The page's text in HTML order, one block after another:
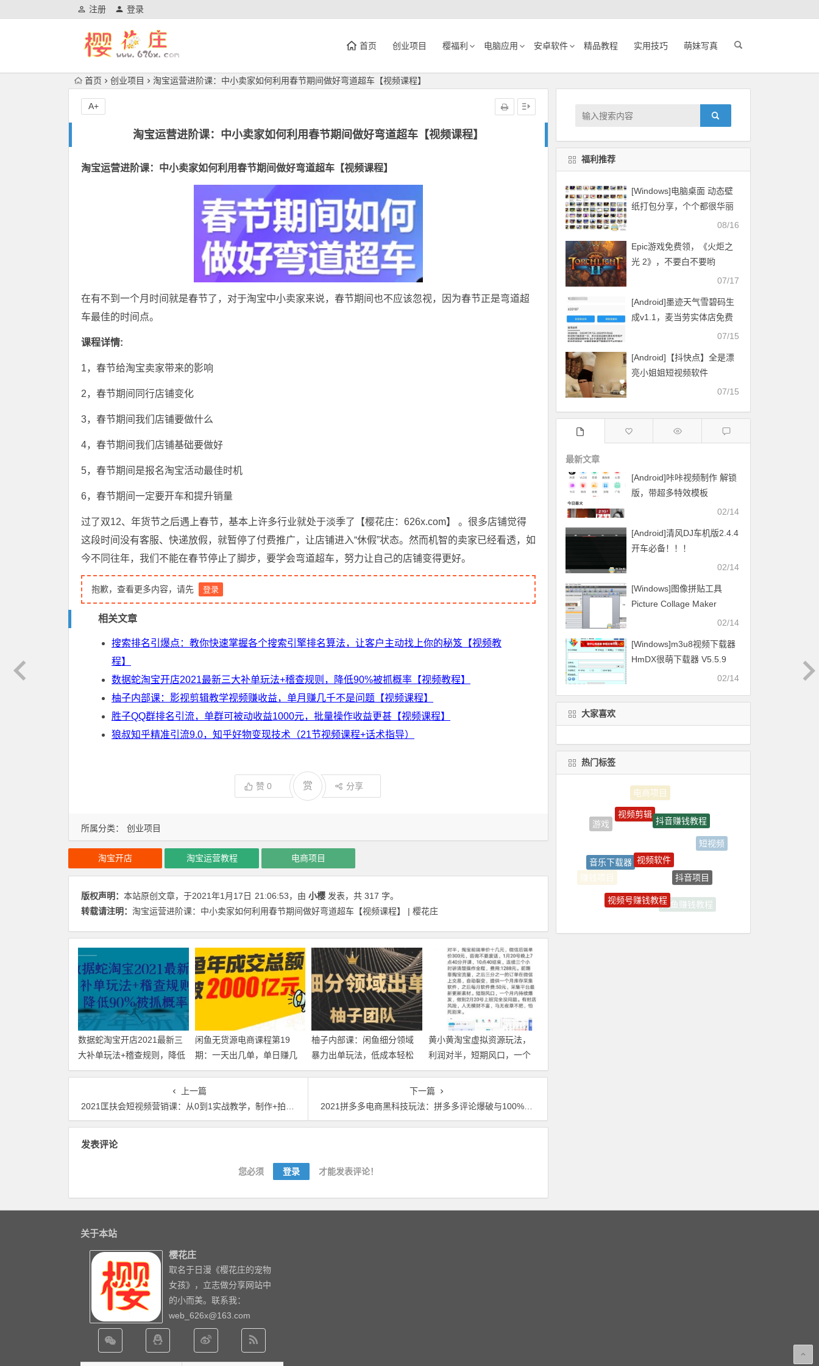
注册 登录
首页 创业项目 樱福利 电脑应用 安卓软件 精品教程 实用技巧 萌妹写真
首页 创业项目 淘宝运营进阶课：中小卖家如何利用春节期间做好弯道超车【视频课程】
淘宝运营进阶课：中小卖家如何利用春节期间做好弯道超车【视频课程】
A+
所属分类： 创业项目
淘宝运营进阶课：中小卖家如何利用春节期间做好弯道超车【视频课程】
在有不到一个月时间就是春节了，对于淘宝中小卖家来说，春节期间也不应该忽视，因为春节正是弯道超
车最佳的时间点。
课程详情:
1，春节给淘宝卖家带来的影响
2，春节期间同行店铺变化
3，春节期间我们店铺要做什么
4，春节期间我们店铺基础要做好
5，春节期间是报名淘宝活动最佳时机
6，春节期间一定要开车和提升销量
过了双12、年货节之后遇上春节，基本上许多行业就处于淡季了【樱花庄：626x.com】 。很多店铺觉得
这段时间没有客服、快递放假，就暂停了付费推广，让店铺进入“休假”状态。然而机智的卖家已经看透，如
今不同往年，我们不能在春节停止了脚步，要学会弯道超车，努力让自己的店铺变得更好。
抱歉，查看更多内容，请先 登录
相关文章
搜索排名引爆点：教你快速掌握各个搜索引擎排名算法，让客户主动找上你的秘笈【视频教
程】
数据蛇淘宝开店2021最新三大补单玩法+稽查规则，降低90%被抓概率【视频教程】
柚子内部课：影视剪辑教学视频赚收益，单月赚几千不是问题【视频课程】
胜子QQ群排名引流，单群可被动收益1000元，批量操作收益更甚【视频课程】
狼叔知乎精准引流9.0，知乎好物变现技术（21节视频课程+话术指导）
赞 0 赏 分享
淘宝开店 淘宝运营教程 电商项目
版权声明： 本站原创文章，于2021年1月17日 21:06:53，由 小樱 发表，共 317 字。
转载请注明： 淘宝运营进阶课：中小卖家如何利用春节期间做好弯道超车【视频课程】 | 樱花庄
数据蛇淘宝开店2021最新三
大补单玩法+稽查规则，降低
90%被抓概率【视频教程】
闲鱼无货源电商课程第19
期：一天出几单，单日赚几
百【视频教程】
柚子内部课：闲鱼细分领域
暴力出单玩法，低成本轻松
做到单号月入5000+【视频教
黄小黄淘宝虚拟资源玩法，
利润对半，短期风口，一个
月内持续爆发！【视频教
程】
上一篇
2021匡扶会短视频营销课：从0到1实战教学，制作+拍摄+剪辑+运营+变现【视频教程】
下一篇
2021拼多多电商黑科技玩法：拼多多评论爆破与100%出评和改销量技术【视频教程】
发表评论
您必须 登录 才能发表评论！
福利推荐
[Windows]电脑桌面 动态壁
纸打包分享，个个都很华丽
08/16
Epic游戏免费领，《火炬之
光 2》，不要白不要哟
07/17
[Android]墨迹天气雪碧码生
成v1.1，麦当劳实体店免费
07/15
[Android]【抖快点】全是漂
亮小姐姐短视频软件
07/15
最新文章
[Android]咔咔视频制作 解锁
版，带超多特效模板
02/14
[Android]清风DJ车机版2.4.4
开车必备！！！
02/14
[Windows]图像拼贴工具
Picture Collage Maker
02/14
[Windows]m3u8视频下载器
HmDX很萌下载器 V5.5.9
02/14
大家喜欢
热门标签
游戏
视频剪辑
抖音赚钱教程
短视频
赚钱项目
闲鱼赚钱教程
引流教程
关于本站
樱花庄
取名于日漫《樱花庄的宠物
女孩》，立志做分享网站中
的小而美。联系我：
web_626x@163.com